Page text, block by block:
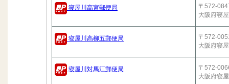
寝屋川高宮郵便局
〒572-
大阪府寝
寝屋川高柳五郵便局
〒572-
大阪府寝
寝屋川対馬江郵便局
〒572-
大阪府寝